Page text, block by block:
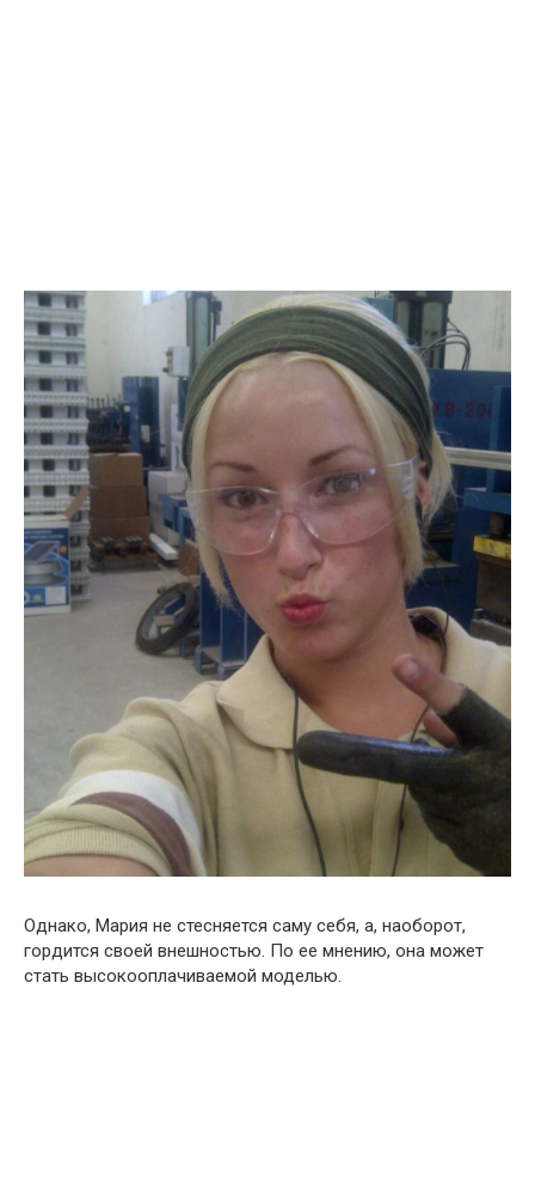
Однако, Мария не стесняется саму себя, а, наоборот,
гордится своей внешностью. По ее мнению, она может
стать высокооплачиваемой моделью.